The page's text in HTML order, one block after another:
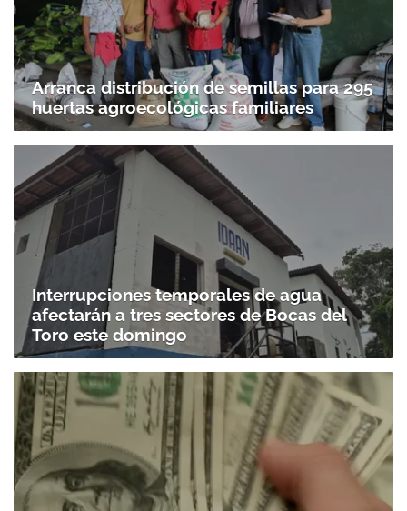
Arranca distribución de semillas para 295
huertas agroecológicas familiares
Interrupciones temporales de agua
afectarán a tres sectores de Bocas del
Toro este domingo